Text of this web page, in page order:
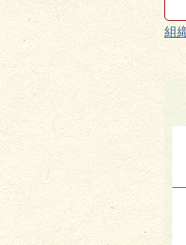
組